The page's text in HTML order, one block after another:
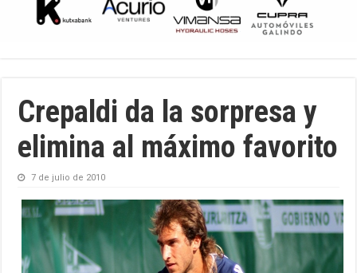
Crepaldi da la sorpresa y
elimina al máximo favorito
7 de julio de 2010